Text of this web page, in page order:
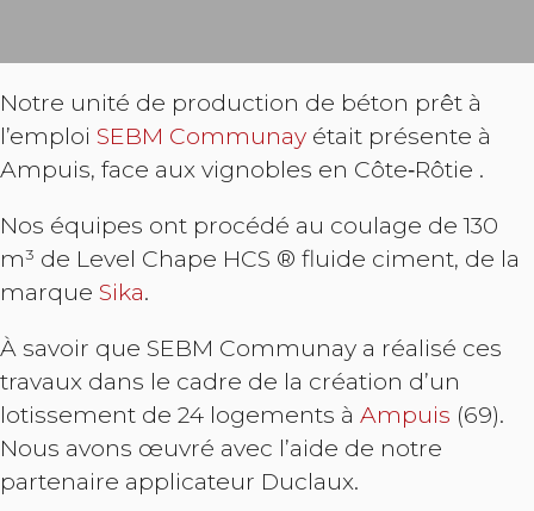
Notre unité de production de béton prêt à
l’emploi SEBM Communay était présente à
Ampuis, face aux vignobles en Côte‑Rôtie .
Nos équipes ont procédé au coulage de 130
m³ de Level Chape HCS ® fluide ciment, de la
marque Sika.
À savoir que SEBM Communay a réalisé ces
travaux dans le cadre de la création d’un
lotissement de 24 logements à Ampuis (69).
Nous avons œuvré avec l’aide de notre
partenaire applicateur Duclaux.